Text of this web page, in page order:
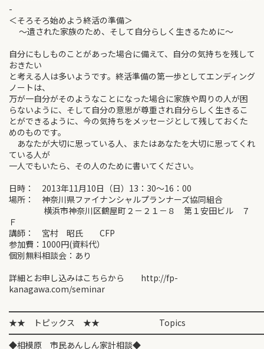
-
＜そろそろ始めよう終活の準備＞
～遺された家族のため、そして自分らしく生きるために～
自分にもしものことがあった場合に備えて、自分の気持ちを残して
おきたい
と考える人は多いようです。終活準備の第一歩としてエンディング
ノートは、
万が一自分がそのようなことになった場合に家族や周りの人が困
らないように、そして自分の意思が尊重され自分らしく生きるこ
とができるように、今の気持ちをメッセージとして残しておくた
めのものです。
あなたが大切に思っている人、またはあなたを大切に思ってくれ
ている人が
一人でもいたら、その人のために書いてください。
日時： 2013年11月10日（日）13：30～16：00
場所： 神奈川県ファイナンシャルプランナーズ協同組合
横浜市神奈川区鶴屋町２－２１－８ 第１安田ビル ７
Ｆ
講師： 宮村 昭氏 CFP
参加費：1000円(資料代）
個別無料相談会：あり
詳細とお申し込みはこちらから http://fp-
kanagawa.com/seminar
★★ トピックス ★★ Topics
◆相模原 市民あんしん家計相談◆